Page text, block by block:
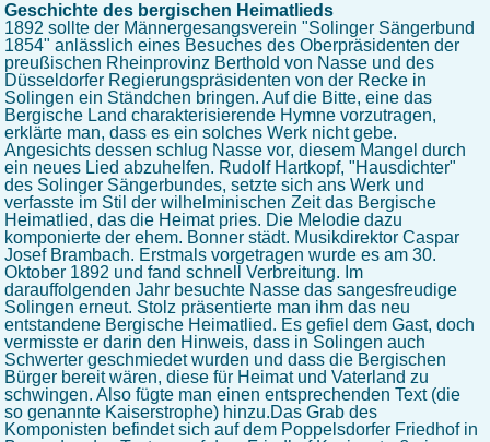
Geschichte des bergischen Heimatlieds
1892 sollte der Männergesangsverein "Solinger Sängerbund
1854" anlässlich eines Besuches des Oberpräsidenten der
preußischen Rheinprovinz Berthold von Nasse und des
Düsseldorfer Regierungspräsidenten von der Recke in
Solingen ein Ständchen bringen. Auf die Bitte, eine das
Bergische Land charakterisierende Hymne vorzutragen,
erklärte man, dass es ein solches Werk nicht gebe.
Angesichts dessen schlug Nasse vor, diesem Mangel durch
ein neues Lied abzuhelfen. Rudolf Hartkopf, "Hausdichter"
des Solinger Sängerbundes, setzte sich ans Werk und
verfasste im Stil der wilhelminischen Zeit das Bergische
Heimatlied, das die Heimat pries. Die Melodie dazu
komponierte der ehem. Bonner städt. Musikdirektor Caspar
Josef Brambach. Erstmals vorgetragen wurde es am 30.
Oktober 1892 und fand schnell Verbreitung. Im
darauffolgenden Jahr besuchte Nasse das sangesfreudige
Solingen erneut. Stolz präsentierte man ihm das neu
entstandene Bergische Heimatlied. Es gefiel dem Gast, doch
vermisste er darin den Hinweis, dass in Solingen auch
Schwerter geschmiedet wurden und dass die Bergischen
Bürger bereit wären, diese für Heimat und Vaterland zu
schwingen. Also fügte man einen entsprechenden Text (die
so genannte Kaiserstrophe) hinzu.Das Grab des
Komponisten befindet sich auf dem Poppelsdorfer Friedhof in